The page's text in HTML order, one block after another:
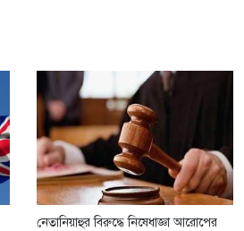
নেতানিয়াহুর বিরুদ্ধে নিষেধাজ্ঞা আরোপের